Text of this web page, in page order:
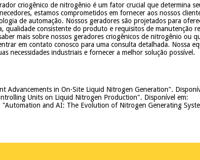
criogênico de nitrogênio é um fator crucial que determina
estamos comprometidos em fornecer aos nossos
de automação. Nossos geradores são projetados para
qualidade consistente do produto e requisitos de manutenção
mais sobre nossos geradores criogênicos de nitrogênio ou
em contato conosco para uma consulta detalhada. Nossa
necessidades industriais e fornecer a melhor solução possível.
Advancements in On-Site Liquid Nitrogen Generation".
Units on Liquid Nitrogen Production". Disponível em:
"Automation and AI: The Evolution of Nitrogen Generating